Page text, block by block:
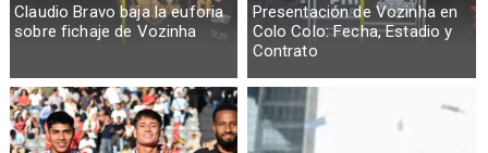
Claudio Bravo baja la euforia
sobre fichaje de Vozinha
Presentación de Vozinha en
Colo Colo: Fecha, Estadio y
Contrato